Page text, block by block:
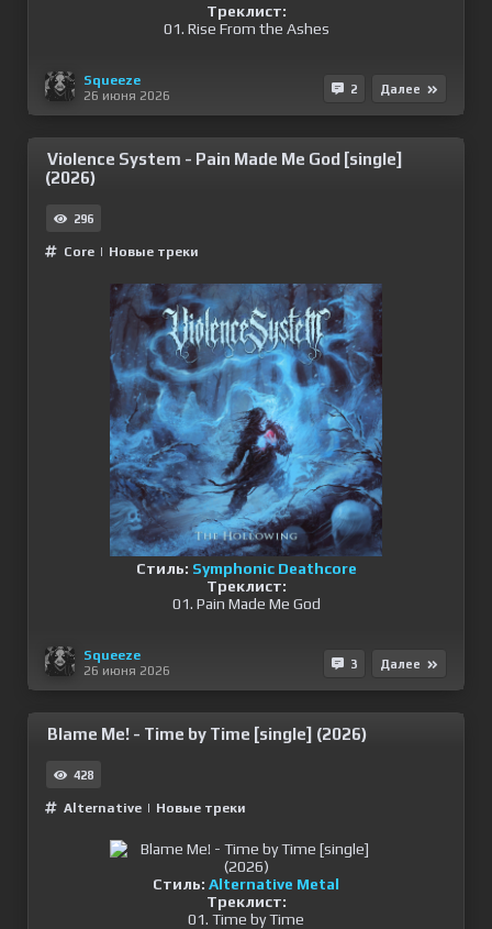
Треклист:
01. Rise From the Ashes
Squeeze
26 июня 2026
2 Далее
Violence System - Pain Made Me God [single]
(2026)
296
Сore | Новые треки
Стиль: Symphonic Deathcore
Треклист:
01. Pain Made Me God
Squeeze
26 июня 2026
3 Далее
Blame Me! - Time by Time [single] (2026)
428
Alternative | Новые треки
Стиль: Alternative Metal
Треклист:
01. Time by Time